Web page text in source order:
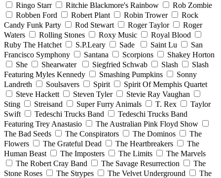
Ringo Starr
Ritchie Blackmore's Rainbow
Rob Zombie
Robben Ford
Robert Plant Robin Trower
Rock
Candy Funk Party
Rod Stewart Roger Taylor
Roger
Waters
Rolling Stones Roxy Music
Royal Blood
Ruby The Hatchet
S.P.Leary Sade Saint Lu
San
Francisco Symphony
Santana Scorpions
Shakey Horton
She
Shearwater Siegfried Schwab Slash
Slash
Featuring Myles Kennedy
Smashing Pumpkins
Sonny
Landreth
Soulsavers Spirit
Spirit Of Memphis Quartet
Steve Hackett
Steven Tyler
Stevie Ray Vaughan
Sting
Streisand Super Furry Animals T. Rex
Taylor
Swift
Tedeschi Trucks Band
Tedeschi Trucks Band
Featuring Trey Anastasio
The Australian Pink Floyd Show
The Bad Seeds
The Conspirators The Dominos
The
Flowers
The Grateful Dead The Heartbreakers
The
Human Beast
The Imposters The Limits
The Marvels
The Robert Cray Band
The Savage Resurrection
The
Stone Roses
The Strypes The Velvet Underground
The